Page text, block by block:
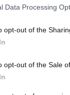
Data Processing
opt-out of the
opt-out of the Sale
il
chiaramente,
il proprio
con la